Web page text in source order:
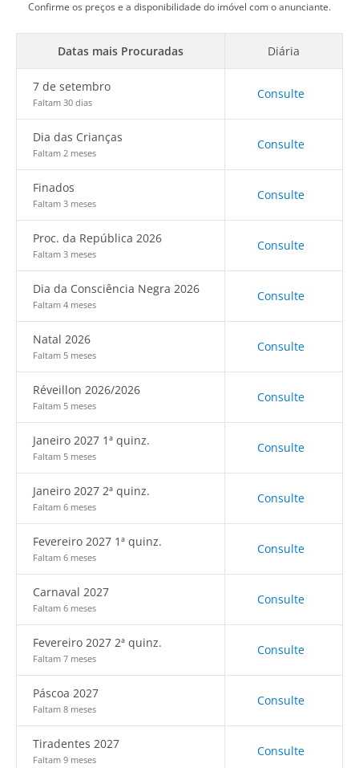
Confirme os preços e a disponibilidade do imóvel com o anunciante.
Datas mais Procuradas Diária
7 de setembro
Faltam 30 dias
Consulte
Dia das Crianças
Faltam 2 meses
Consulte
Finados
Faltam 3 meses
Consulte
Proc. da República 2026
Faltam 3 meses
Consulte
Dia da Consciência Negra 2026
Faltam 4 meses
Consulte
Natal 2026
Faltam 5 meses
Consulte
Réveillon 2026/2026
Faltam 5 meses
Consulte
Janeiro 2027 1ª quinz.
Faltam 5 meses
Consulte
Janeiro 2027 2ª quinz.
Faltam 6 meses
Consulte
Fevereiro 2027 1ª quinz.
Faltam 6 meses
Consulte
Carnaval 2027
Faltam 6 meses
Consulte
Fevereiro 2027 2ª quinz.
Faltam 7 meses
Consulte
Páscoa 2027
Faltam 8 meses
Consulte
Tiradentes 2027
Faltam 9 meses
Consulte